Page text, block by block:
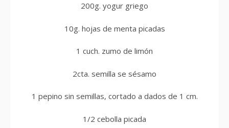
200g. yogur griego
10g. hojas de menta picadas
1 cuch. zumo de limón
2cta. semilla se sésamo
1 pepino sin semillas, cortado a dados de 1 cm.
1/2 cebolla picada